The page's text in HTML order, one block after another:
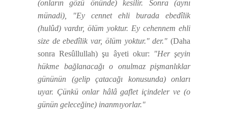
(onların gözü önünde) kesilir. Sonra (aynı
münadi), "Ey cennet ehli burada ebedîlik
(hulûd) vardır, ölüm yoktur. Ey cehennem ehli
size de ebedîlik var, ölüm yoktur." der." (Daha
sonra Resûllullah) şu âyeti okur:
"Her şeyin
hükme bağlanacağı o onulmaz pişmanlıklar
gününün (gelip çatacağı konusunda) onları
uyar. Çünkü onlar hâlâ gaflet içindeler ve (o
günün geleceğine) inanmıyorlar."